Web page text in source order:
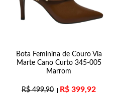
Bota Feminina de Couro Via
Marte Cano Curto 345-005
Marrom
R$499,90 R$ 399,92